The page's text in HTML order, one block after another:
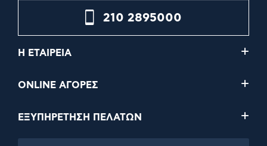
210 2895000
Η ΕΤΑΙΡΕΙΑ
ONLINE ΑΓΟΡΕΣ
ΕΞΥΠΗΡΕΤΗΣΗ ΠΕΛΑΤΩΝ